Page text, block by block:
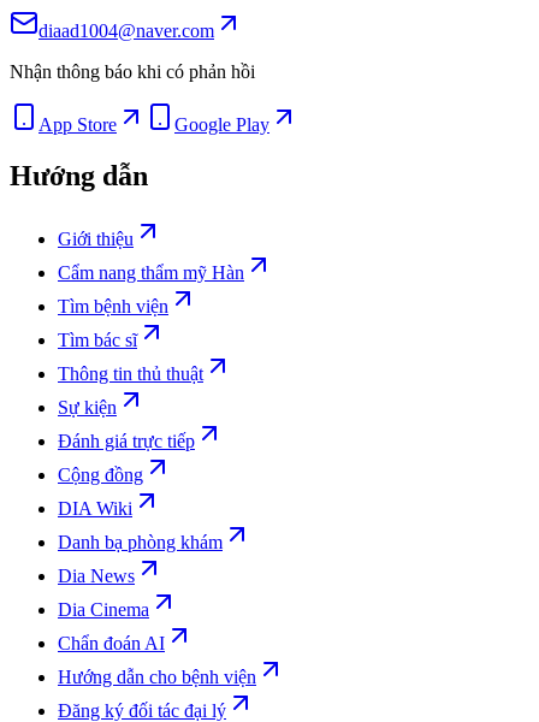
diaad1004@naver.com
Nhận thông báo khi có phản hồi
App Store Google Play
Hướng dẫn
Giới thiệu
Cẩm nang thẩm mỹ Hàn
Tìm bệnh viện
Tìm bác sĩ
Thông tin thủ thuật
Sự kiện
Đánh giá trực tiếp
Cộng đồng
DIA Wiki
Danh bạ phòng khám
Dia News
Dia Cinema
Chẩn đoán AI
Hướng dẫn cho bệnh viện
Đăng ký đối tác đại lý